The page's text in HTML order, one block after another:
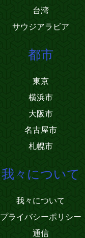
台湾
サウジアラビア
都市
東京
横浜市
大阪市
名古屋市
札幌市
我々について
我々について
プライバシーポリシー
通信